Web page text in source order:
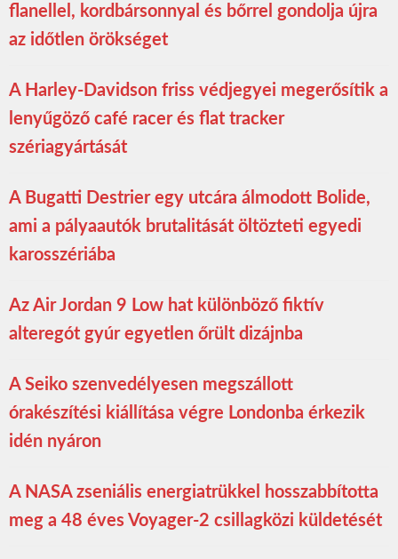
flanellel, kordbársonnyal és bőrrel gondolja újra
az időtlen örökséget
A Harley-Davidson friss védjegyei megerősítik a
lenyűgöző café racer és flat tracker
szériagyártását
A Bugatti Destrier egy utcára álmodott Bolide,
ami a pályaautók brutalitását öltözteti egyedi
karosszériába
Az Air Jordan 9 Low hat különböző fiktív
alteregót gyúr egyetlen őrült dizájnba
A Seiko szenvedélyesen megszállott
órakészítési kiállítása végre Londonba érkezik
idén nyáron
A NASA zseniális energiatrükkel hosszabbította
meg a 48 éves Voyager-2 csillagközi küldetését